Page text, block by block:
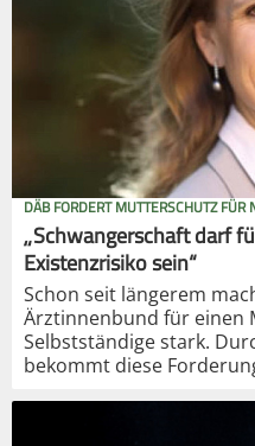
DÄB FORDERT MUTTERSCHUTZ FÜR
„Schwangerschaft darf
Existenzrisiko sein“
Schon seit längerem
Ärztinnenbund für einen
Selbstständige stark.
bekommt diese